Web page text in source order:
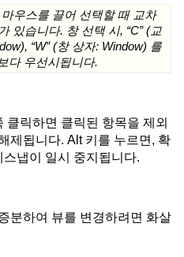
우스를 끌어 선택할 때 교차
있습니다. 창 선택 시, “C” (교
“W” (창 상자: Window) 를
다 우선시됩니다.
릭하면 클릭된 항목을 제외
제됩니다. Alt 키를 누르면, 확
냅이 일시 중지됩니다.
분하여 뷰를 변경하려면 화살